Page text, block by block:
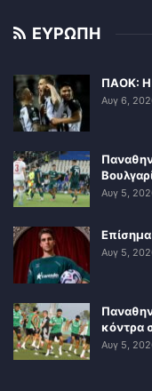
ΕΥΡΩΠΗ
ΠΑΟΚ: Η
Αυγ 6,
Αυγ 5,
Αυγ 5,
κόντρα
Αυγ 5,